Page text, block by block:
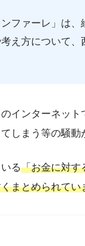
ファーレ」は
え方について
インターネッ
しまう等の騒動
る「お金に対す
まとめられてい